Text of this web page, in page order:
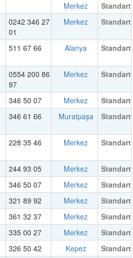
Merkez
Standart
0242 346 27
01
Merkez Standart
511 67 66 Alanya Standart
0554 200 86
97
Merkez Standart
346 50 07 Merkez
Standart
346 61 66 Muratpaşa Standart
228 35 46 Merkez Standart
244 93 05 Merkez
Standart
346 50 07 Merkez
Standart
321 89 92 Merkez
Standart
361 32 37 Merkez
Standart
335 00 27 Merkez
Standart
326 50 42 Kepez
Standart